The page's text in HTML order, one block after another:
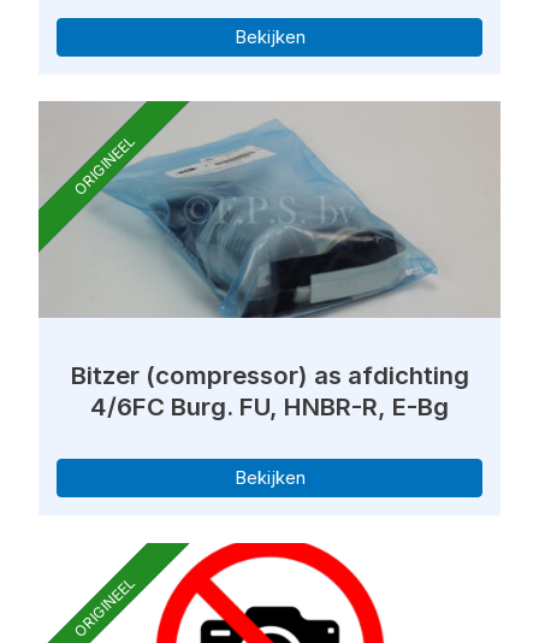
Bekijken
ORIGINEEL
Bitzer (compressor) as afdichting
4/6FC Burg. FU, HNBR-R, E-Bg
Bekijken
ORIGINEEL